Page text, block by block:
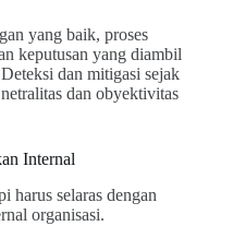
yang baik, proses
keputusan yang diambil
dan mitigasi sejak
dan obyektivitas
Internal
harus selaras dengan
organisasi.